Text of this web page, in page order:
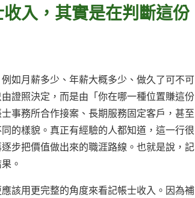
入，其實是在判斷這份
如月薪多少、年薪大概多少、做久了可不可
證照決定，而是由「你在哪一種位置賺這份
事務所合作接案、長期服務固定客戶，甚至
的樣貌。真正有經驗的人都知道，這一行很
步把價值做出來的職涯路線。也就是說，記
。
該用更完整的角度來看記帳士收入。因為補